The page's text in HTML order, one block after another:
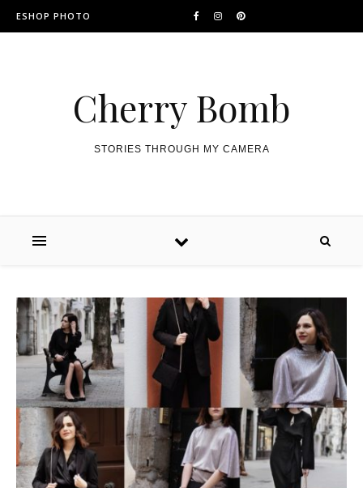
ESHOP PHOTO
Cherry Bomb
STORIES THROUGH MY CAMERA